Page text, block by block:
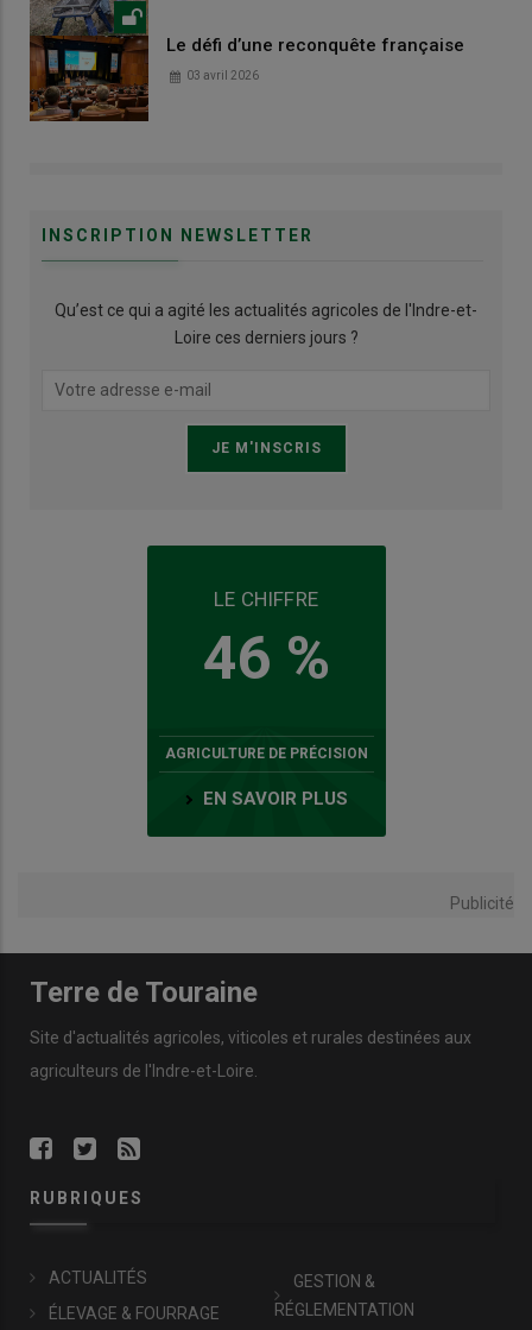
Le défi d’une reconquête française
03 avril 2026
INSCRIPTION NEWSLETTER
Qu’est ce qui a agité les actualités agricoles de l'Indre-et-
Loire ces derniers jours ?
LE CHIFFRE
46 %
AGRICULTURE DE PRÉCISION
EN SAVOIR PLUS
Publicité
Terre de Touraine
Site d'actualités agricoles, viticoles et rurales destinées aux
agriculteurs de l'Indre-et-Loire.
RUBRIQUES
ACTUALITÉS
ÉLEVAGE & FOURRAGE
GESTION &
RÉGLEMENTATION